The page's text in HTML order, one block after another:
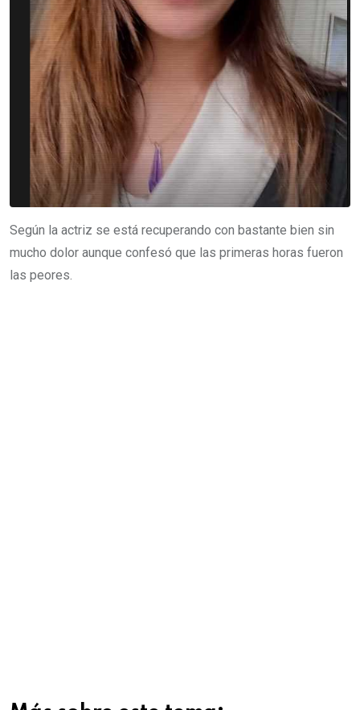
Según la actriz se está recuperando con bastante bien sin
mucho dolor aunque confesó que las primeras horas fueron
las peores.